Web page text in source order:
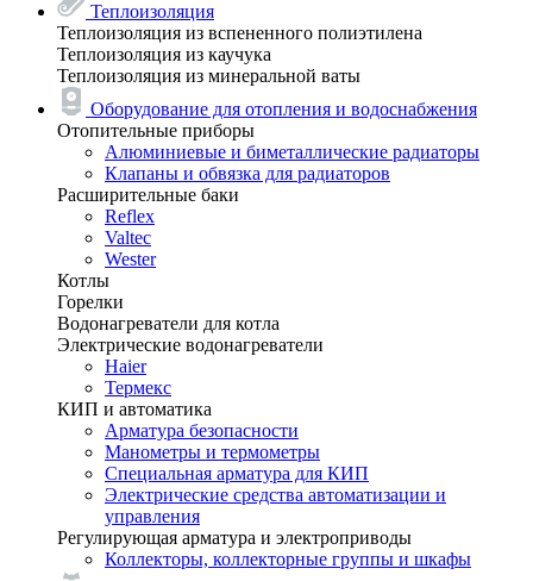
Теплоизоляция
Теплоизоляция из вспененного полиэтилена
Теплоизоляция из каучука
Теплоизоляция из минеральной ваты
Оборудование для отопления и водоснабжения
Отопительные приборы
Алюминиевые и биметаллические радиаторы
Клапаны и обвязка для радиаторов
Расширительные баки
Reflex
Valtec
Wester
Котлы
Горелки
Водонагреватели для котла
Электрические водонагреватели
Haier
Термекс
КИП и автоматика
Арматура безопасности
Манометры и термометры
Специальная арматура для КИП
Электрические средства автоматизации и
управления
Регулирующая арматура и электроприводы
Коллекторы, коллекторные группы и шкафы